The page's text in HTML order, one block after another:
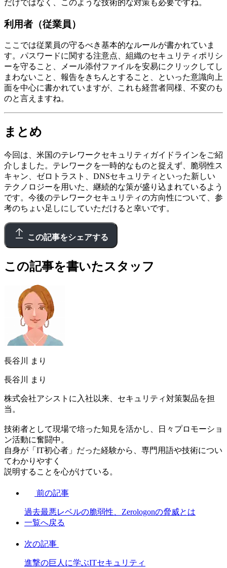
だけではなく、このような技術的な対策も必要ですね。
利用者（従業員）
ここでは従業員の守るべき基本的なルールが書かれていま
す。パスワードに関する注意点、組織のセキュリティポリシ
ーを守ること、メール添付ファイルを安易にクリックしてし
まわないこと、報告をきちんとすること、といった意識向上
面を中心に書かれていますが、これも経営者同様、不変のも
のと言えますね。
まとめ
今回は、米国のテレワークセキュリティガイドラインをご紹
介しました。テレワークを一時的なものと捉えず、脆弱性ス
キャン、ゼロトラスト、DNSセキュリティといった新しい
テクノロジーを用いた、継続的な策が盛り込まれているよう
です。今後のテレワークセキュリティの方向性について、参
考のちょい足しにしていただけると幸いです。
この記事をシェアする
この記事を書いたスタッフ
長谷川 まり
長谷川 まり
株式会社アシストに入社以来、セキュリティ対策製品を担
当。
技術者として現場で培った知見を活かし、日々プロモーショ
ン活動に奮闘中。
自身が「IT初心者」だった経験から、専門用語や技術につい
てわかりやすく
説明することを心がけている。
前の記事
過去最悪レベルの脆弱性、Zerologonの脅威とは
一覧へ戻る
次の記事
進撃の巨人に学ぶITセキュリティ